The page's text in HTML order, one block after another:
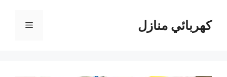
المحتوىكهربائي منازل القائمة